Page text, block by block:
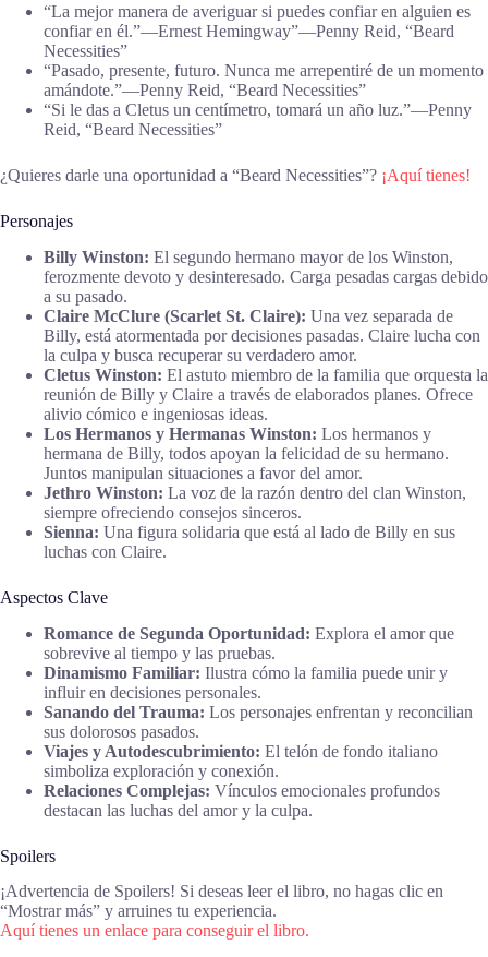
“La mejor manera de averiguar si puedes confiar en alguien es
confiar en él.”​—​Ernest Hemingway”―Penny Reid, “Beard
Necessities”
“Pasado, presente, futuro. Nunca me arrepentiré de un momento
amándote.”―Penny Reid, “Beard Necessities”
“Si le das a Cletus un centímetro, tomará un año luz.”―Penny
Reid, “Beard Necessities”
¿Quieres darle una oportunidad a “Beard Necessities”? ¡Aquí tienes!
Personajes
Billy Winston: El segundo hermano mayor de los Winston,
ferozmente devoto y desinteresado. Carga pesadas cargas debido
a su pasado.
Claire McClure (Scarlet St. Claire): Una vez separada de
Billy, está atormentada por decisiones pasadas. Claire lucha con
la culpa y busca recuperar su verdadero amor.
Cletus Winston: El astuto miembro de la familia que orquesta la
reunión de Billy y Claire a través de elaborados planes. Ofrece
alivio cómico e ingeniosas ideas.
Los Hermanos y Hermanas Winston: Los hermanos y
hermana de Billy, todos apoyan la felicidad de su hermano.
Juntos manipulan situaciones a favor del amor.
Jethro Winston: La voz de la razón dentro del clan Winston,
siempre ofreciendo consejos sinceros.
Sienna: Una figura solidaria que está al lado de Billy en sus
luchas con Claire.
Aspectos Clave
Romance de Segunda Oportunidad: Explora el amor que
sobrevive al tiempo y las pruebas.
Dinamismo Familiar: Ilustra cómo la familia puede unir y
influir en decisiones personales.
Sanando del Trauma: Los personajes enfrentan y reconcilian
sus dolorosos pasados.
Viajes y Autodescubrimiento: El telón de fondo italiano
simboliza exploración y conexión.
Relaciones Complejas: Vínculos emocionales profundos
destacan las luchas del amor y la culpa.
Spoilers
¡Advertencia de Spoilers! Si deseas leer el libro, no hagas clic en
“Mostrar más” y arruines tu experiencia.
Aquí tienes un enlace para conseguir el libro.